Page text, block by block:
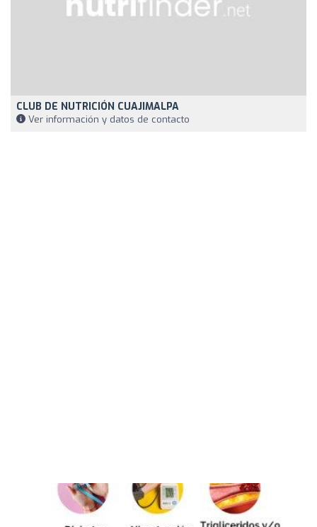
CLUB DE NUTRICIÓN CUAJIMALPA
Ver información y datos de contacto